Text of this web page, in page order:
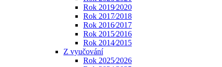
Rok 2019⁄2020
Rok 2017⁄2018
Rok 2016⁄2017
Rok 2015⁄2016
Rok 2014⁄2015
Z vyučování
Rok 2025⁄2026